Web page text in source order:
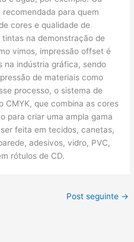
para quem
cores e qualidade de
na demonstração de
vimos, impressão offset é
na indústria gráfica, sendo
de materiais como
processo, o sistema de
CMYK, que combina as cores
para criar uma ampla gama
feita em tecidos, canetas,
adesivos, vidro, PVC,
rótulos de CD.
Post seguinte →